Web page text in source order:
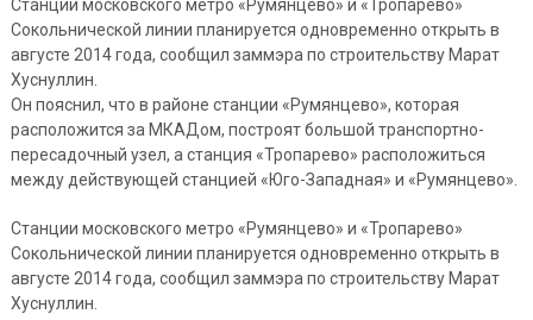
Станции московского метро «Румянцево» и «Тропарево»
Сокольнической линии планируется одновременно открыть в
августе 2014 года, сообщил заммэра по строительству Марат
Хуснуллин.
Он пояснил, что в районе станции «Румянцево», которая
расположится за МКАДом, построят большой транспортно-
пересадочный узел, а станция «Тропарево» расположиться
между действующей станцией «Юго-Западная» и «Румянцево».
Станции московского метро «Румянцево» и «Тропарево»
Сокольнической линии планируется одновременно открыть в
августе 2014 года, сообщил заммэра по строительству Марат
Хуснуллин.